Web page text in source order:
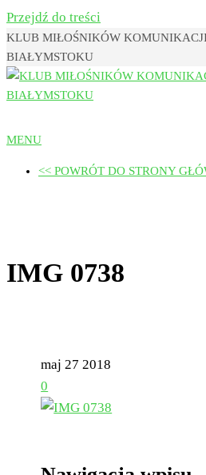
Przejdź do treści
KLUB MIŁOŚNIKÓW
BIAŁYMSTOKU
Klub Miłośników
Miejskiej w
MENU
<< POWRÓT DO STRONY
IMG 0738
maj 27 2018
0